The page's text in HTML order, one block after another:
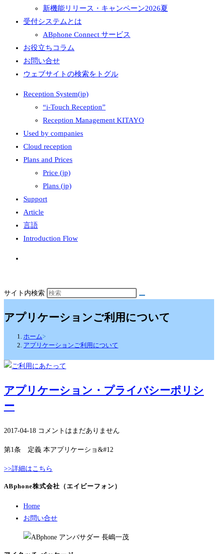
新機能リリース・キャンペーン2026夏
受付システムとは
ABphone Connect サービス
お役立ちコラム
お問い合せ
ウェブサイトの検索をトグル
Reception System(jp)
“i-Touch Reception”
Reception Management KITAYO
Used by companies
Cloud reception
Plans and Prices
Price (jp)
Plans (jp)
Support
Article
言語
Introduction Flow
サイト内検索
アプリケーションご利用について
ホーム>
アプリケーションご利用について
アプリケーション・プライバシーポリシ
ー
2017-04-18 コメントはまだありません
第1条 定義 本アプリケーショ&#12
>>詳細はこちら
ABphone株式会社（エイビーフォン）
Home
お問い合せ